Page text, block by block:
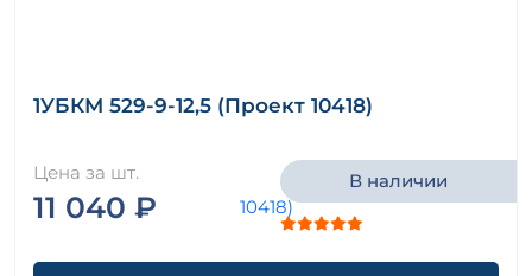
1УБКМ 529-9-12,5 (Проект 10418)
Цена за шт.
11 040 ₽
В наличии